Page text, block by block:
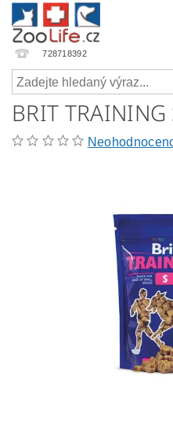
728718392
BRIT TRAINING